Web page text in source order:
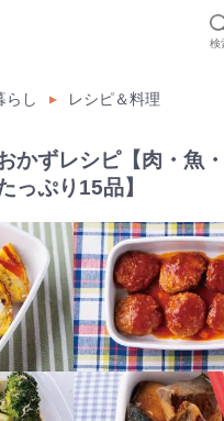
検
らし レシピ＆料理
かずレシピ【肉・魚
っぷり15品】